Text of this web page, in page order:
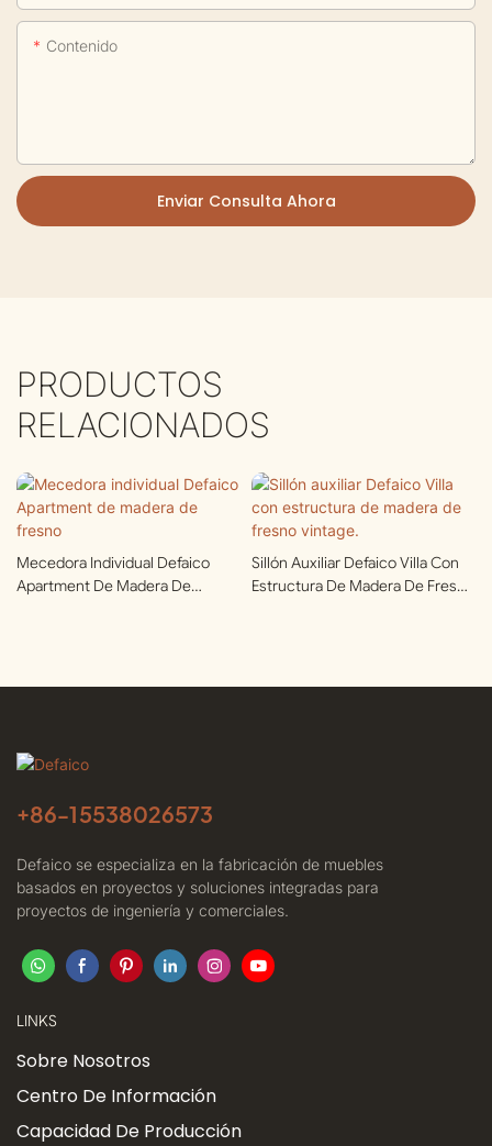
Contenido
Enviar Consulta Ahora
PRODUCTOS
RELACIONADOS
Mecedora Individual Defaico
Apartment De Madera De
Sillón Auxiliar Defaico Villa Con
Estructura De Madera De Fresno
+86-15538026573
Defaico se especializa en la fabricación de muebles
basados ​​en proyectos y soluciones integradas para
proyectos de ingeniería y comerciales.
LINKS
Sobre Nosotros
Centro De Información
Capacidad De Producción